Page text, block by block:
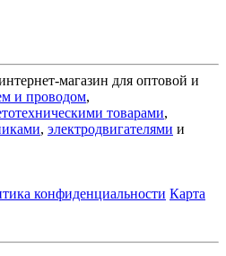
магазин для оптовой и
и проводом,
товарами,
, электродвигателями и
конфиденциальности Карта